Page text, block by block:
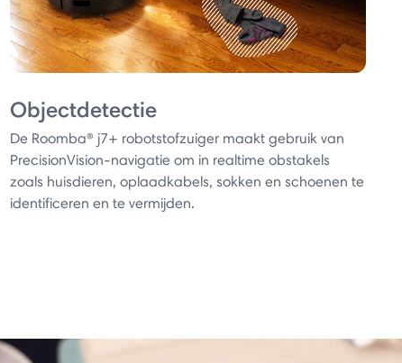
Objectdetectie
De Roomba® j7+ robotstofzuiger maakt gebruik van
PrecisionVision-navigatie om in realtime obstakels
zoals huisdieren, oplaadkabels, sokken en schoenen te
identificeren en te vermijden.